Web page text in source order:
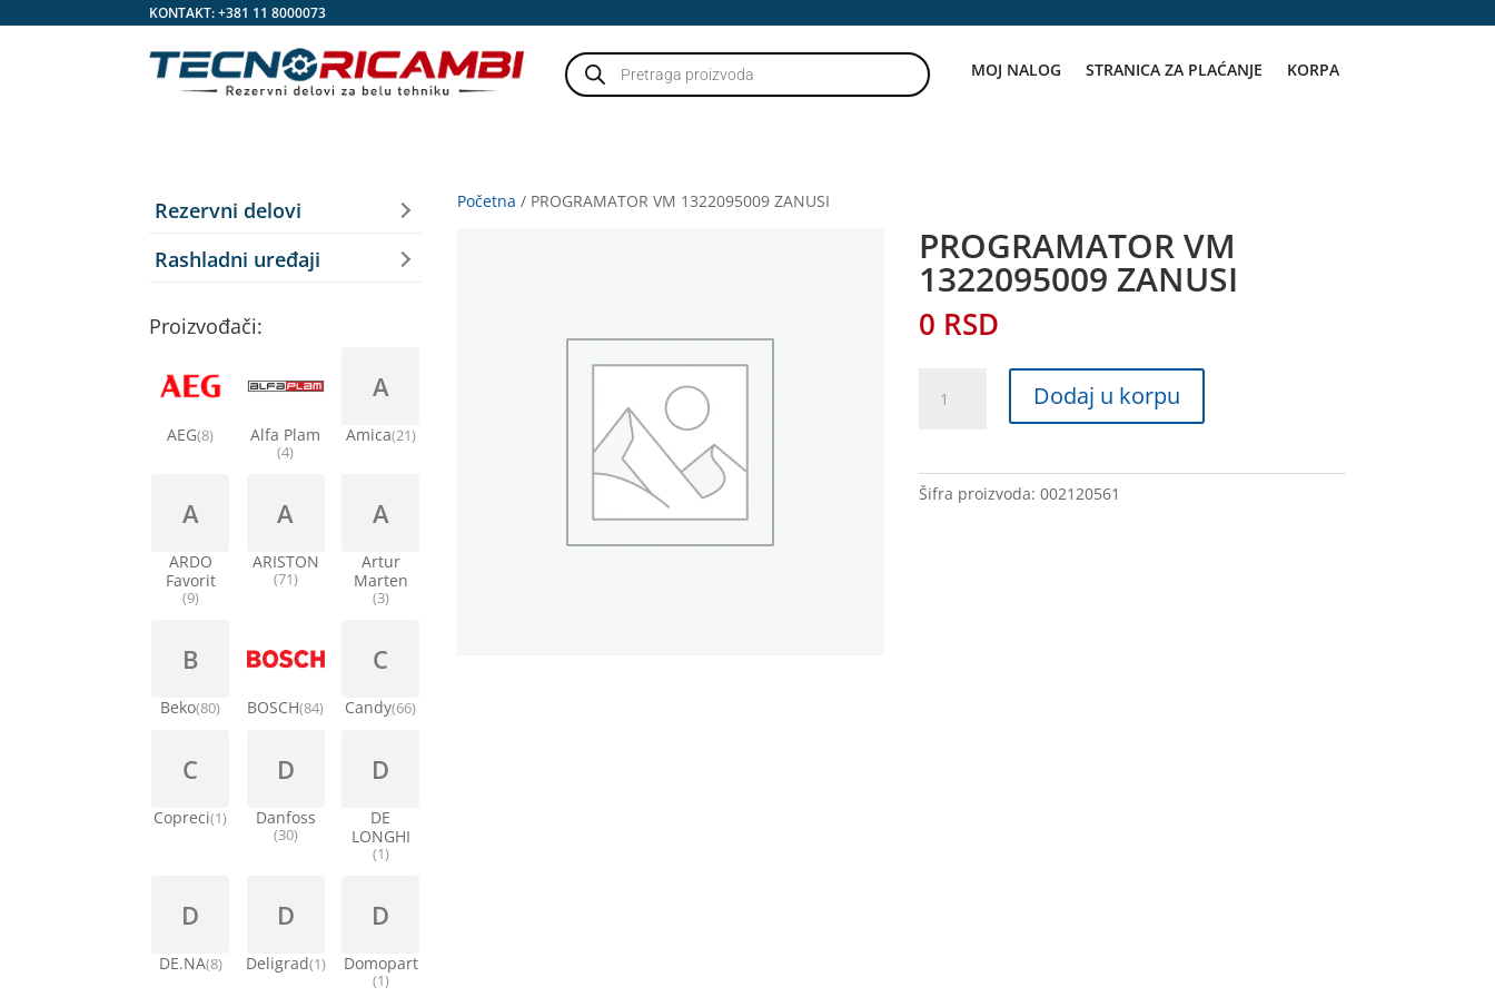
KONTAKT:+381 11 8000073
Products
search MOJ NALOG STRANICA ZA PLAĆANJE KORPA
Početna / PROGRAMATOR VM 1322095009 ZANUSI
PROGRAMATOR VM
1322095009 ZANUSI
0 RSD
količina
Dodaj u korpu
Šifra proizvoda:002120561
Rezervni delovi
Rashladni uređaji
Proizvođači:
AEG(8) Alfa Plam
(4)
A
Amica(21)
A
ARDO
Favorit
(9)
A
ARISTON
(71)
A
Artur
Marten
(3)
B
Beko(80) BOSCH(84)
C
Candy(66)
C
Copreci(1)
D
Danfoss
(30)
D
DE
LONGHI
(1)
D
DE.NA(8)
D
Deligrad(1)
D
Domopart
(1)